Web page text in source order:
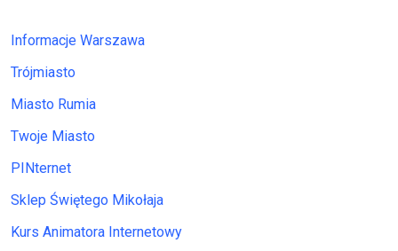
Informacje Warszawa
Trójmiasto
Miasto Rumia
Twoje Miasto
PINternet
Sklep Świętego Mikołaja
Kurs Animatora Internetowy